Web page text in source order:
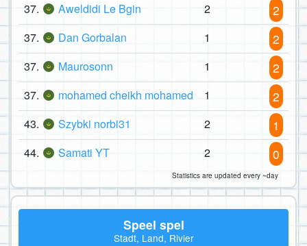
37. Aweldidi Le Bgin 2 2
37. Dan Gorbalan 1 2
37. Maurosonn 1 2
37. mohamed cheikh mohamed 1 2
43. Szybki norbi31 2 1
44. Samati YT 2 0
Statistics are updated every ~day
Speel spel
Stadt, Land, Rivier